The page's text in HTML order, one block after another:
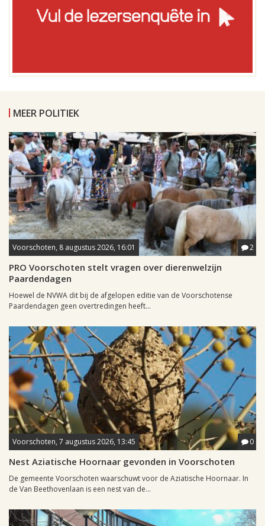
MEER POLITIEK
Voorschoten, 8 augustus 2026, 16:01 2
PRO Voorschoten stelt vragen over dierenwelzijn
Paardendagen
Hoewel de NVWA dit bij de afgelopen editie van de Voorschotense
Paardendagen geen overtredingen heeft...
Voorschoten, 7 augustus 2026, 13:45 0
Nest Aziatische Hoornaar gevonden in Voorschoten
De gemeente Voorschoten waarschuwt voor de Aziatische Hoornaar. In
de Van Beethovenlaan is een nest van de...